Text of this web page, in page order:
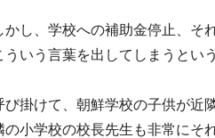
し、学校への補助金停止、そ
いう言葉を出してしまうとい
掛けて、朝鮮学校の子供が近
小学校の校長先生も非常にそ